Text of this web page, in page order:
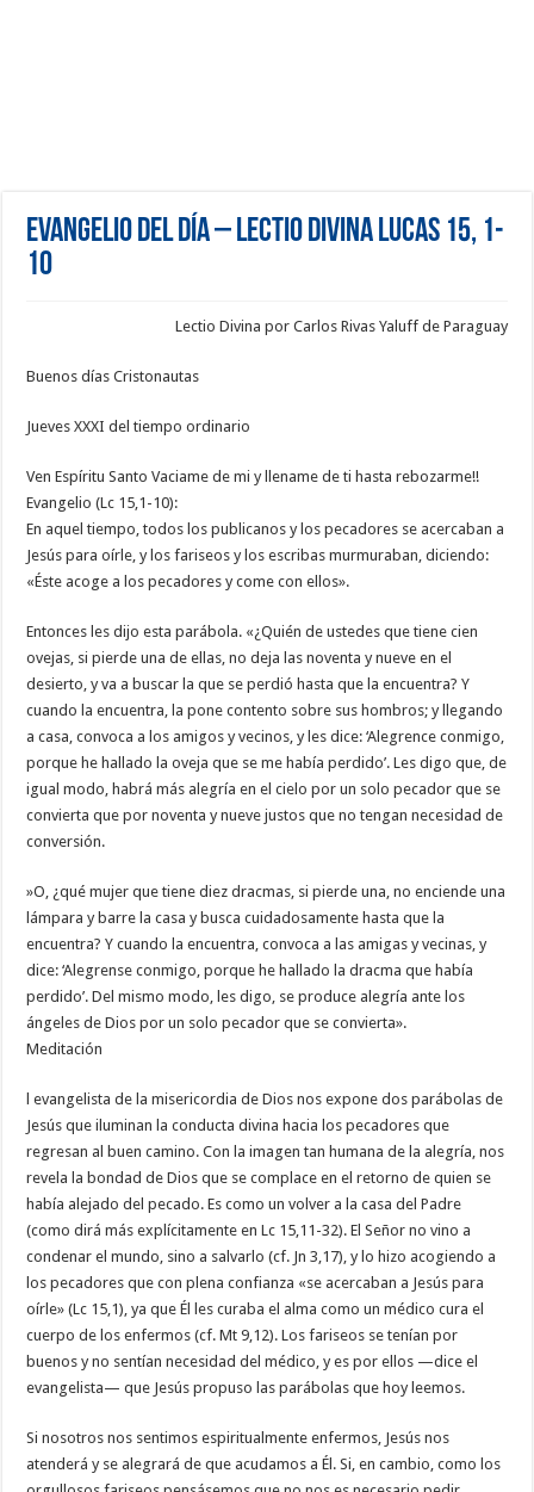
Evangelio del día – Lectio Divina Lucas 15, 1-
10
Lectio Divina por Carlos Rivas Yaluff de Paraguay
Buenos días Cristonautas
Jueves XXXI del tiempo ordinario
Ven Espíritu Santo Vaciame de mi y llename de ti hasta rebozarme!!
Evangelio (Lc 15,1-10):
En aquel tiempo, todos los publicanos y los pecadores se acercaban a
Jesús para oírle, y los fariseos y los escribas murmuraban, diciendo:
«Éste acoge a los pecadores y come con ellos».
Entonces les dijo esta parábola. «¿Quién de ustedes que tiene cien
ovejas, si pierde una de ellas, no deja las noventa y nueve en el
desierto, y va a buscar la que se perdió hasta que la encuentra? Y
cuando la encuentra, la pone contento sobre sus hombros; y llegando
a casa, convoca a los amigos y vecinos, y les dice: ‘Alegrence conmigo,
porque he hallado la oveja que se me había perdido’. Les digo que, de
igual modo, habrá más alegría en el cielo por un solo pecador que se
convierta que por noventa y nueve justos que no tengan necesidad de
conversión.
»O, ¿qué mujer que tiene diez dracmas, si pierde una, no enciende una
lámpara y barre la casa y busca cuidadosamente hasta que la
encuentra? Y cuando la encuentra, convoca a las amigas y vecinas, y
dice: ‘Alegrense conmigo, porque he hallado la dracma que había
perdido’. Del mismo modo, les digo, se produce alegría ante los
ángeles de Dios por un solo pecador que se convierta».
Meditación
l evangelista de la misericordia de Dios nos expone dos parábolas de
Jesús que iluminan la conducta divina hacia los pecadores que
regresan al buen camino. Con la imagen tan humana de la alegría, nos
revela la bondad de Dios que se complace en el retorno de quien se
había alejado del pecado. Es como un volver a la casa del Padre
(como dirá más explícitamente en Lc 15,11-32). El Señor no vino a
condenar el mundo, sino a salvarlo (cf. Jn 3,17), y lo hizo acogiendo a
los pecadores que con plena confianza «se acercaban a Jesús para
oírle» (Lc 15,1), ya que Él les curaba el alma como un médico cura el
cuerpo de los enfermos (cf. Mt 9,12). Los fariseos se tenían por
buenos y no sentían necesidad del médico, y es por ellos —dice el
evangelista— que Jesús propuso las parábolas que hoy leemos.
Si nosotros nos sentimos espiritualmente enfermos, Jesús nos
atenderá y se alegrará de que acudamos a Él. Si, en cambio, como los